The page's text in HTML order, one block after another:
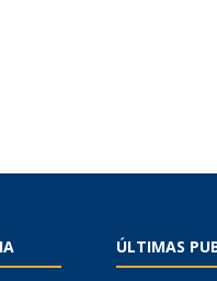
ÚLTIMAS